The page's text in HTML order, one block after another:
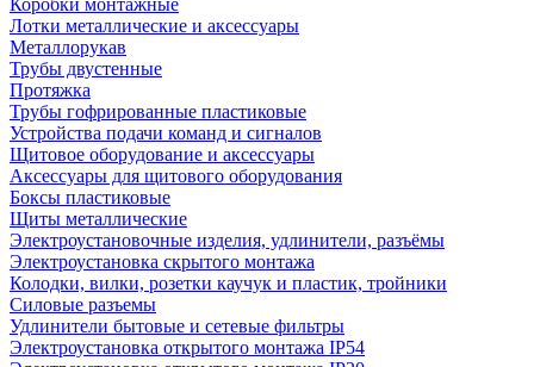
Коробки монтажные
Лотки металлические и аксессуары
Металлорукав
Трубы двустенные
Протяжка
Трубы гофрированные пластиковые
Устройства подачи команд и сигналов
Щитовое оборудование и аксессуары
Аксессуары для щитового оборудования
Боксы пластиковые
Щиты металлические
Электроустановочные изделия, удлинители, разъёмы
Электроустановка скрытого монтажа
Колодки, вилки, розетки каучук и пластик, тройники
Силовые разъемы
Удлинители бытовые и сетевые фильтры
Электроустановка открытого монтажа IP54